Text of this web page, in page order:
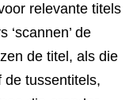
relevante titels
de
de titel, als die
de tussentitels,